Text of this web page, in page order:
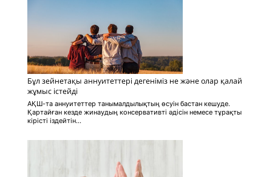
Бұл зейнетақы аннуитеттері дегеніміз не және олар қалай
жұмыс істейді
АҚШ-та аннуитеттер танымалдылықтың өсуін бастан кешуде.
Қартайған кезде жинаудың консервативті әдісін немесе тұрақты
кірісті іздейтін...